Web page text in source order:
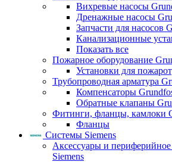
Вихревые насосы
Дренажные насосы
Запчасти для насосов
Канализационные
Показать все
Пожарное оборудование
Установки для
Трубопроводная арматура
Компенсаторы
Обратные клапаны
Фитинги, фланцы, камлоки
Фланцы
Системы Siemens
Аксессуары и
Siemens